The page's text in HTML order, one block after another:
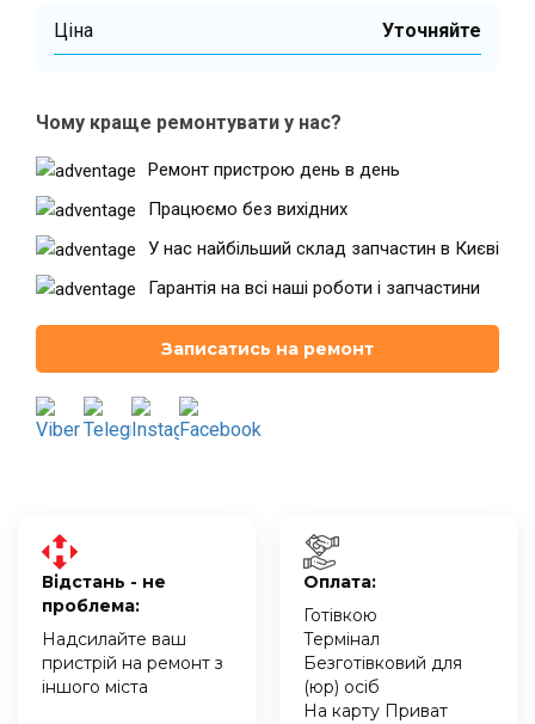
м. Київ, ТЦ LAKE PLAZA, вул. Героїв
м. Київ, вул. Казимира Малевича,
Дарниця
м. Київ, Комфорт Таун, вул.
Березнева, 16, корпус 3
Ціна Уточняйте
Чому краще ремонтувати у нас?
Ремонт пристрою день в день
Працюємо без вихідних
У нас найбільший склад запчастин в Києві
Гарантія на всі наші роботи і запчастини
Записатись на ремонт
Відстань - не
проблема:
Надсилайте ваш
пристрій на ремонт з
іншого міста
Оплата:
Готівкою
Термінал
Безготівковий для
(юр) осіб
На карту Приват